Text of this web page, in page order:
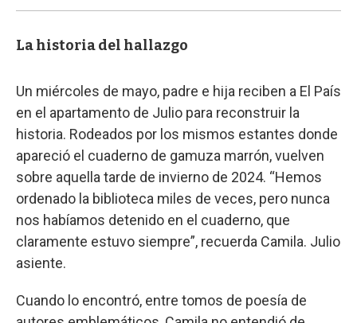
La historia del hallazgo
Un miércoles de mayo, padre e hija reciben a El País
en el apartamento de Julio para reconstruir la
historia. Rodeados por los mismos estantes donde
apareció el cuaderno de gamuza marrón, vuelven
sobre aquella tarde de invierno de 2024. “Hemos
ordenado la biblioteca miles de veces, pero nunca
nos habíamos detenido en el cuaderno, que
claramente estuvo siempre”, recuerda Camila. Julio
asiente.
Cuando lo encontró, entre tomos de poesía de